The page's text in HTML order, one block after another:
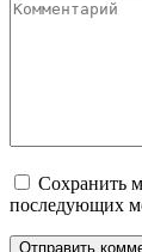
Комментарий
Сохранить
последующих